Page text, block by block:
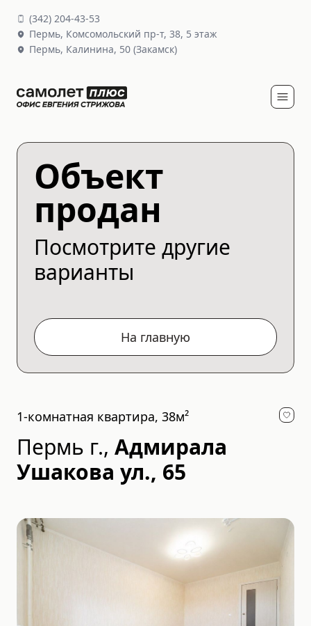
(342) 204-43-53
Пермь, Комсомольский пр-т, 38, 5 этаж
Пермь, Калинина, 50 (Закамск)
Объект
продан
Посмотрите другие
варианты
На главную
1-комнатная квартира, 38м²
Пермь г., Адмирала
Ушакова ул., 65